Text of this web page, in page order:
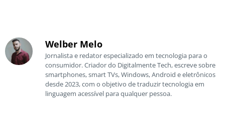
Welber Melo
Jornalista e redator especializado em tecnologia para o
consumidor. Criador do Digitalmente Tech, escreve sobre
smartphones, smart TVs, Windows, Android e eletrônicos
desde 2023, com o objetivo de traduzir tecnologia em
linguagem acessível para qualquer pessoa.